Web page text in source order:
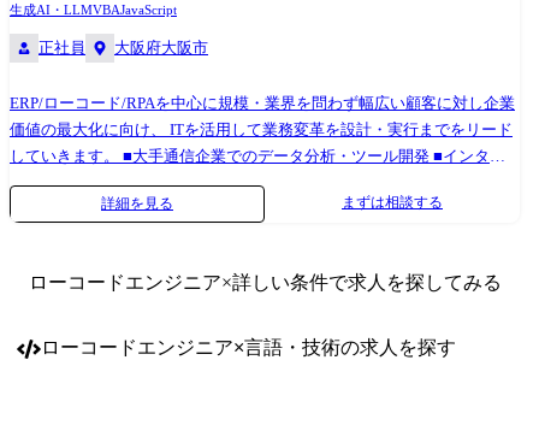
ーズ:要件整理～本番導入、利用技術(Dynamics 365 FO/ERP) ・事例2:50
人月、期間10ヵ月以上、担当フェーズ:要件整理～本番導入、利用技術
理～本番導入、利用技術(Power Platform) ・事例4:24人月、期間12ヵ月以
上、担当フェーズ:要件整理～本番導入、利用技術(Dynamics 365
Ce/CRM) 【利用することができる技術(一例)】 ・Power Platform(Power
Apps,Power Automate,Power BI,Power Automate Desktop) ・Dynamics 365
Ce(CRM) ・Dynamics 365 FO(ERP) ・Dynamics 365 Copilot
生成AI・LLMVBAJavaScript
正社員 大阪府大阪市
ERP/ローコード/RPAを中心に規模・業界を問わず幅広い顧客に対し企業
価値の最大化に向け、 ITを活用して業務変革を設計・実行までをリード
していきます。 ■大手通信企業でのデータ分析・ツール開発 ■インター
ネットサービス事業会社のデータ分析 ■ITソリューション企業のデータ
プラットフォーム推進・構築 ■CRM企業の業務自動化支援 など 2018年
エンジニア”を輩出してきた強い育成力が武器となります。 顧客の要望
内にて今まで対応してきた事例をノウハウとして共有、未経験領域に関
詳細を見る まずは相談する
ローコードエンジニア×詳しい条件で求人を探してみる
ローコードエンジニア×言語・技術の求人を探す